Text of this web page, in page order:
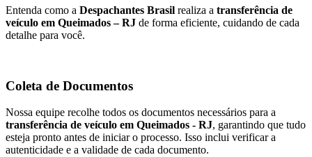
Entenda como a Despachantes Brasil realiza a transferência de
veículo em Queimados – RJ de forma eficiente, cuidando de cada
detalhe para você.
Coleta de Documentos
Nossa equipe recolhe todos os documentos necessários para a
transferência de veículo em Queimados - RJ, garantindo que tudo
esteja pronto antes de iniciar o processo. Isso inclui verificar a
autenticidade e a validade de cada documento.